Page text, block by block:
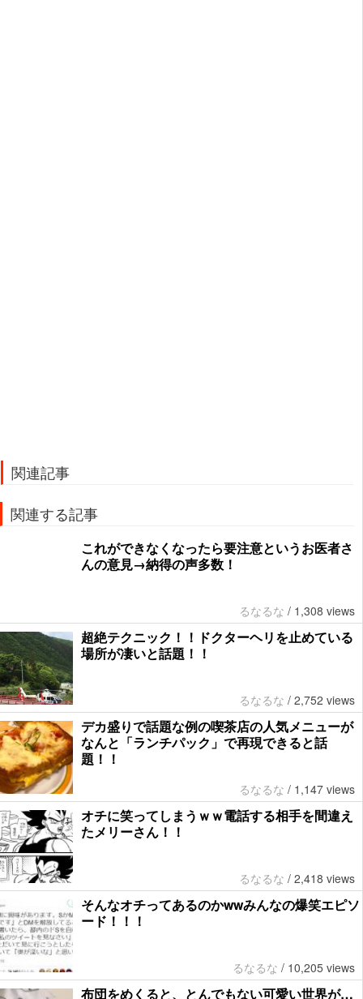
関連記事
関連する記事
これができなくなったら要注意というお医者さ
んの意見→納得の声多数！
るなるな / 1,308 views
超絶テクニック！！ドクターヘリを止めている
場所が凄いと話題！！
るなるな / 2,752 views
デカ盛りで話題な例の喫茶店の人気メニューが
なんと「ランチパック」で再現できると話
題！！
るなるな / 1,147 views
オチに笑ってしまうｗｗ電話する相手を間違え
たメリーさん！！
るなるな / 2,418 views
そんなオチってあるのかwwみんなの爆笑エピソ
ード！！！
るなるな / 10,205 views
布団をめくると、とんでもない可愛い世界が…